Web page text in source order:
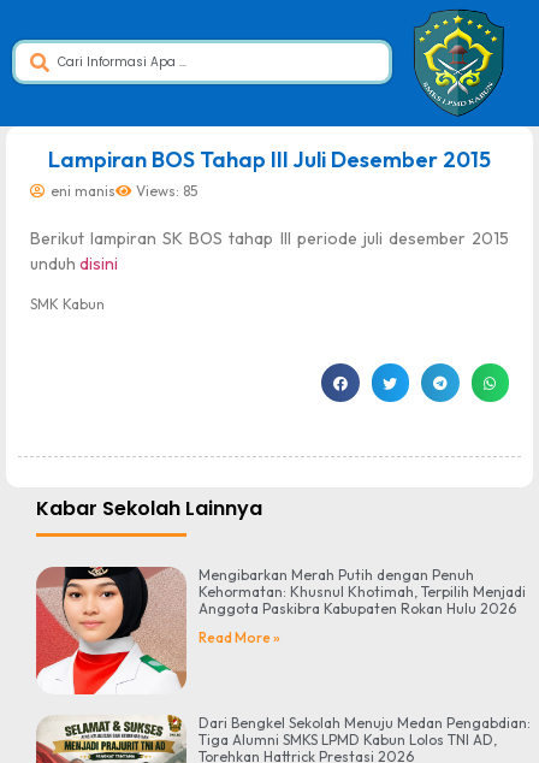
Lampiran BOS Tahap III Juli Desember 2015
eni manis Views: 85
Berikut lampiran SK BOS tahap III periode juli desember 2015
unduh disini
SMK Kabun
Kabar Sekolah Lainnya
Mengibarkan Merah Putih dengan Penuh
Kehormatan: Khusnul Khotimah, Terpilih Menjadi
Anggota Paskibra Kabupaten Rokan Hulu 2026
Read More »
Dari Bengkel Sekolah Menuju Medan Pengabdian:
Tiga Alumni SMKS LPMD Kabun Lolos TNI AD,
Torehkan Hattrick Prestasi 2026